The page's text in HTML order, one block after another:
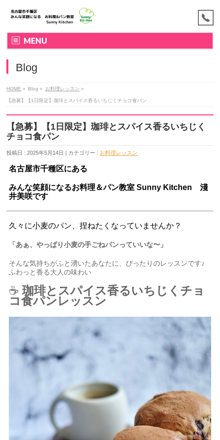
MENU
Blog
HOME » Blog » お料理レッスン »
【急募】【1日限定】珈琲とスパイス香るいちじくチョコ食パン
【急募】【1日限定】珈琲とスパイス香るいちじく
チョコ食パン
投稿日 : 2025年5月14日 | カテゴリー : お料理レッスン
名古屋市千種区にある
みんな笑顔になるお料理＆パン教室 Sunny Kitchen 淺
井美咲です
久々に小麦のパン、捏ねたくなっていませんか？
「あぁ、やっぱり小麦の手ごねパンっていいな〜」
そんな気持ちがふと湧いたあなたに、ぴったりのレッスンです♪
ふわっと香る大人の味わい
☕珈琲とスパイス香るいちじくチョ
コ食パンレッスン